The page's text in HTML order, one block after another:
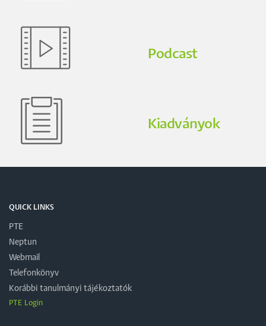
Podcast
Kiadványok
QUICK LINKS
PTE
Neptun
Webmail
Telefonkönyv
Korábbi tanulmányi tájékoztatók
PTE Login